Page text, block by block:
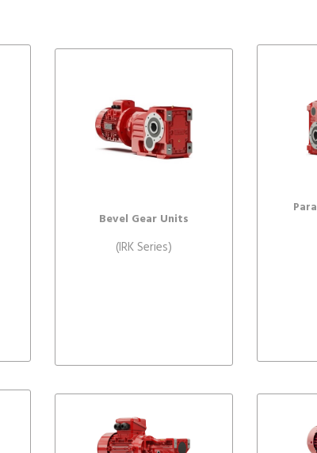
Bevel Gear Units
(IRK Series)